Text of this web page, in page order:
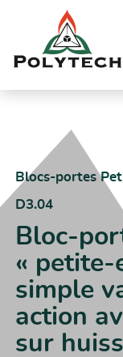
contenu
action avec imposte
Blocs-portes
D3.04
Bloc-
« petite-
simple
action
sur